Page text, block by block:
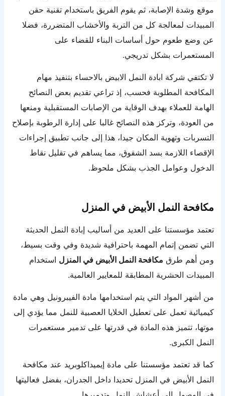
موقع وشدة الإصابة، ثم يقوم الفريق باستخدام تقنية حقن
المبيدات لمعالجة كل من التربة والأخشاب المتضررة، فضلا
عن وضع طعوم حول أساسات البناء للقضاء على
المستعمرات بشكل تدريجي.
لا تكتفي شركة ابادة النمل الابيض بالاحساء بتنفيذ مهام
المكافحة المطلوبة فحسب، إذ تراعي تقديم بعض النصائح
الهامة للعملاء بهدف الوقاية من الإصابات المستقبلية ومنعها
من العودة، وتركز هذه النصائح غالبا على إدارة الرطوبة بإصلاح
التسربات وتهوية المكان جيدا، هذا إلى جانب تطبيق إجراءات
الإقصاء اللازمة بسد الشقوق، مما يساهم في تقليل نقاط
الدخول وعوامل الجذب بشكل ملحوظ.
مكافحة النمل الأبيض في المنزل
تعتمد مؤسستنا على العديد من أساليب إبادة النمل الحديثة
التي تضمن إتمام المهمة باحترافية شديدة وفي وقت بسيط،
ومن أهم طرق مكافحة النمل الأبيض في المنزل استخدام
المبيدات الحشرية المطابقة للمعايير العالمية.
من أشهر المواد التي يتم استخدامها مادة الفيبرونيل وهي مادة
كيميائية تعمل على تعطيل الخلايا العصبية للنمل مما يؤدي إلى
موتها، تتميز هذه المادة في قدرتها على تدمير مستعمرات
النمل الكبرى.
كما قد تعتمد مؤسستنا على مادة إيميداكلوبريد عند مكافحة
النمل الأبيض في المنزل تحديدا داخل الجدران، بفضل فعاليتها